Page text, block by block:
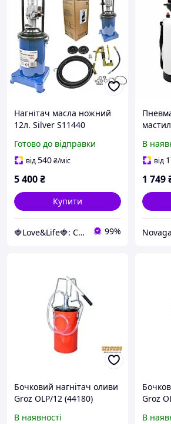
Нагнітач масла ножний
12л. Silver S11440
multimarket-
Готово до відправки
від540₴/міс
5 400₴
Купити
🍓Love&Life🍓: Світ Здоров'я 💋 99%
В
від
1 749
Бочковий нагнітач оливи
Groz OLP/12 (44180)
В наявності
Groz
В